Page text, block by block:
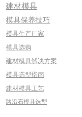
建材模具
模具保养技巧
模具生产厂家
模具选购
建材模具解决方案
模具选型指南
建材模具工艺
路沿石模具选型